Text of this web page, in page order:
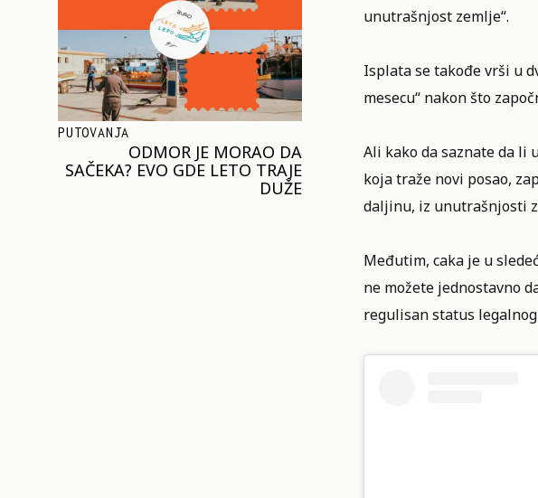
PUTOVANJA
ODMOR JE MORAO DA
SAČEKA? EVO GDE LETO TRAJE
DUŽE
unutrašnjost zemlje“.
Isplata se takođe vrši u
mesecu“ nakon što
Ali kako da saznate da li
koja traže novi posao,
daljinu, iz unutrašnjosti
Međutim, caka je u
ne možete jednostavno
regulisan status